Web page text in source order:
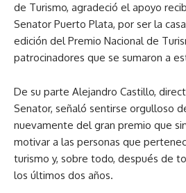
de Turismo, agradeció el apoyo
Senator Puerto Plata, por ser la
edición del Premio Nacional de
patrocinadores que se sumaron a
De su parte Alejandro Castillo,
Senator, señaló sentirse orgulloso
nuevamente del gran premio que
motivar a las personas que
turismo y, sobre todo, después de
los últimos dos años.